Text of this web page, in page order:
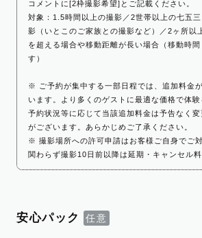
コメントに[2枠撮影希望]とご記載ください。
対象：1.5時間以上の撮影／2世帯以上の七五
影（いとこのご家族との撮影など）／2ヶ所以
を超える場合や移動距離が長い場合（移動時
す）
※ ご予約が集中する一部日程では、追加料金
います。より多くのゲストに最適な価格で体験
予約状況等に応じて当該追加料金は予告なく
がございます。あらかじめご了承ください。
※ 撮影場所への許可申請はお客様ご自身でご
関わらず撮影10日前以降は延期・キャンセル料
安心パック